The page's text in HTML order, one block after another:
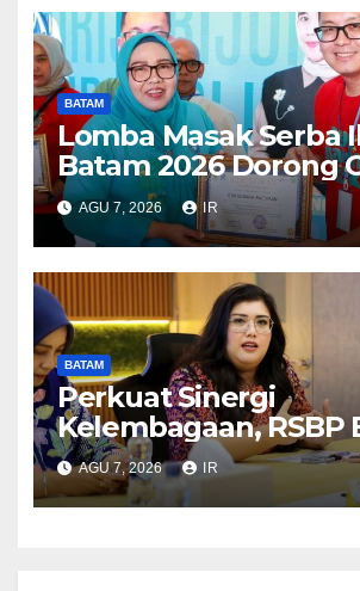
BATAM
Lomba Masak Serba
Batam 2026 Dorong
Makan Ikan
AGU 7, 2026 IR
BATAM
Perkuat Sinergi
Kelembagaan, RSBP
dan BPOM Pastikan
Pelayanan dan
Obat Aman
AGU 7, 2026 IR